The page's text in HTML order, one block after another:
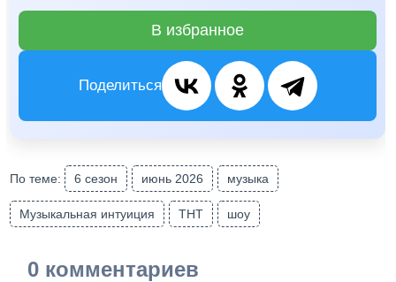
В избранное
Поделиться
По теме: 6 сезон июнь 2026 музыка
Музыкальная интуиция ТНТ шоу
0 комментариев